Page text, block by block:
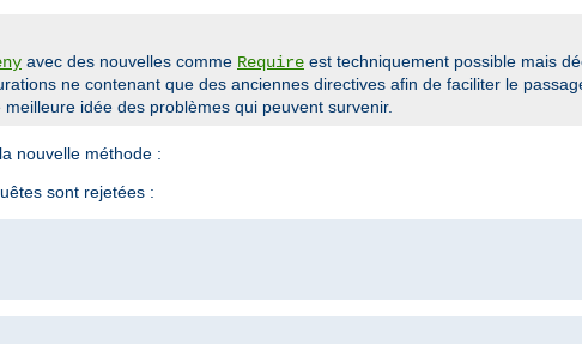
avec des nouvelles comme Require est techniquement possible mais
ne contenant que des anciennes directives afin de faciliter le
idée des problèmes qui peuvent survenir.
nouvelle méthode :
sont rejetées :